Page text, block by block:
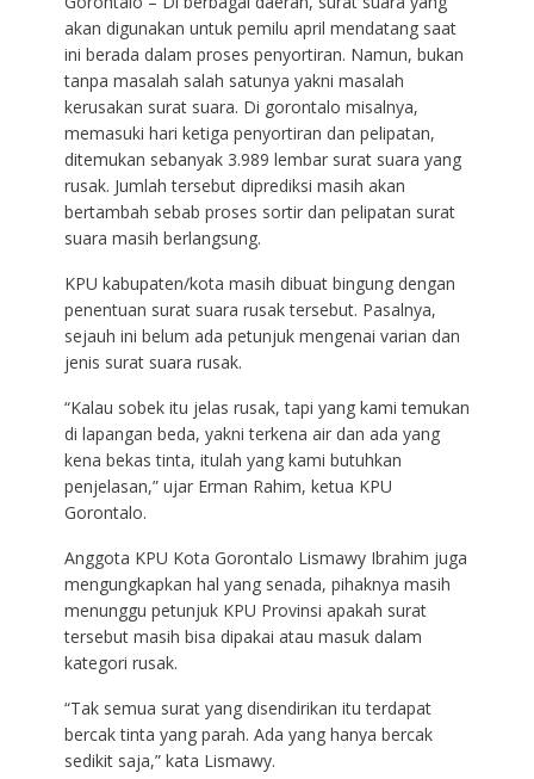
akan digunakan untuk pemilu april mendatang saat
ini berada dalam proses penyortiran. Namun, bukan
tanpa masalah salah satunya yakni masalah
kerusakan surat suara. Di gorontalo misalnya,
memasuki hari ketiga penyortiran dan pelipatan,
ditemukan sebanyak 3.989 lembar surat suara yang
rusak. Jumlah tersebut diprediksi masih akan
bertambah sebab proses sortir dan pelipatan surat
suara masih berlangsung.
KPU kabupaten/kota masih dibuat bingung dengan
penentuan surat suara rusak tersebut. Pasalnya,
sejauh ini belum ada petunjuk mengenai varian dan
jenis surat suara rusak.
“Kalau sobek itu jelas rusak, tapi yang kami temukan
di lapangan beda, yakni terkena air dan ada yang
kena bekas tinta, itulah yang kami butuhkan
penjelasan,” ujar Erman Rahim, ketua KPU
Gorontalo.
Anggota KPU Kota Gorontalo Lismawy Ibrahim juga
mengungkapkan hal yang senada, pihaknya masih
menunggu petunjuk KPU Provinsi apakah surat
tersebut masih bisa dipakai atau masuk dalam
kategori rusak.
“Tak semua surat yang disendirikan itu terdapat
bercak tinta yang parah. Ada yang hanya bercak
sedikit saja,” kata Lismawy.